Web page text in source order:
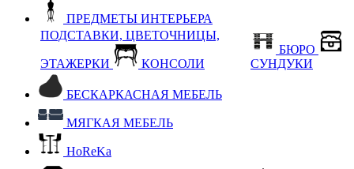
ПРЕДМЕТЫ ИНТЕРЬЕРА
ПОДСТАВКИ, ЦВЕТОЧНИЦЫ,
ЭТАЖЕРКИ КОНСОЛИ
БЮРО
СУНДУКИ
БЕСКАРКАСНАЯ МЕБЕЛЬ
МЯГКАЯ МЕБЕЛЬ
HoReKa